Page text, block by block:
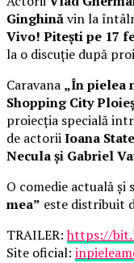
Ginghinăvin la
Vivo! Pitești pe 17
la o discuție după
Caravana „În pielea
Shopping City
proiecția specială
de actoriiIoana
Necula și Gabriel
O comedie actuală și
mea” este distribuit
TRAILER:https://
Site oficial: